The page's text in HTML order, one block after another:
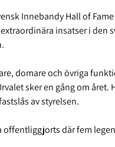
Innebandy Hall of
insatser i den
domare och övriga
sker en gång om året.
av styrelsen.
offentliggjorts där fem